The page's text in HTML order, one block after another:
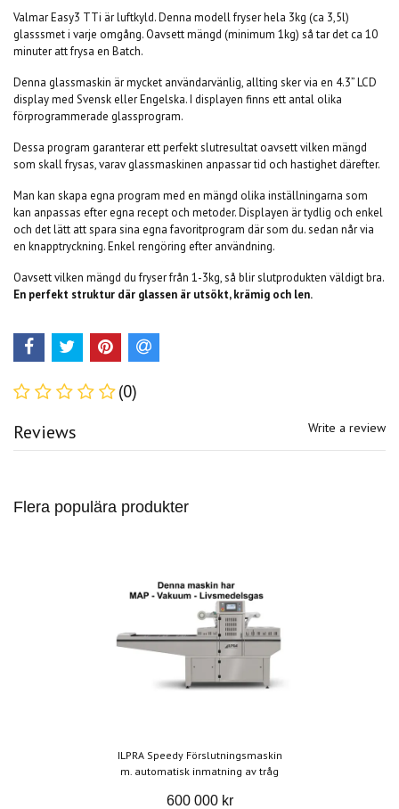
Valmar Easy3 TTi ärluftkyld. Denna modell fryser hela 3kg (ca 3,5l)
glasssmet i varje omgång. Oavsett mängd (minimum 1kg) så tar det ca 10
minuter att frysa en Batch.
Denna glassmaskin är mycket användarvänlig, allting sker via en 4.3” LCD
display med Svensk eller Engelska. I displayen finns ett antal olika
förprogrammerade glassprogram.
Dessa program garanterar ett perfekt slutresultat oavsett vilken mängd
som skall frysas, varav glassmaskinen anpassar tid och hastighet därefter.
Man kan skapa egna program med en mängd olika inställningarna som
kan anpassas efter egna recept och metoder. Displayen är tydlig och enkel
och det lätt att spara sina egna favoritprogram där som du. sedan når via
en knapptryckning. Enkel rengöring efter användning.
Oavsett vilken mängd du fryser från 1-3kg, så blir slutprodukten väldigt bra.
En perfekt struktur där glassen är utsökt, krämig och len.
(0)
Reviews Write a review
Flera populära produkter
ILPRA Speedy Förslutningsmaskin
m. automatisk inmatning av tråg
600 000 kr